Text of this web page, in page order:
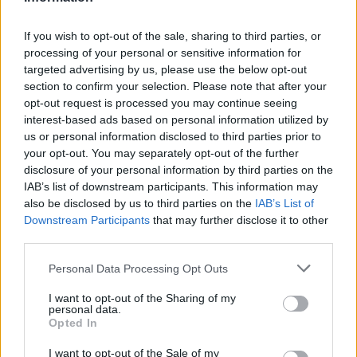
If you wish to opt-out of the sale, sharing to third parties, or
processing of your personal or sensitive information for
targeted advertising by us, please use the below opt-out
section to confirm your selection. Please note that after your
opt-out request is processed you may continue seeing
interest-based ads based on personal information utilized by
us or personal information disclosed to third parties prior to
your opt-out. You may separately opt-out of the further
disclosure of your personal information by third parties on the
IAB’s list of downstream participants. This information may
also be disclosed by us to third parties on the IAB’s List of
Downstream Participants that may further disclose it to other
Personal Data Processing Opt Outs
I want to opt-out of the Sharing of my
personal data.
Opted In
I want to opt-out of the Sale of my
Στ. Παπασταύρου: Άμεσα αντιδιαβρωτικά έργα στη
Δυτική Αττική
06/08/2026 - 15:17 ΠΟΛΙΤΙΚΗ
Συνάλλαγμα: Το ευρώ υποχωρεί κατά 0,11%, στα
1,1541 δολάρια
06/08/2026 - 14:59
ΟΛΕΣ ΟΙ ΕΙΔΗΣΕΙΣ
ΔΗΜΟΦΙΛΗ